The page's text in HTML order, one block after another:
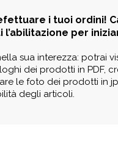
i tuoi ordini!
per
sua interezza: potrai
dei prodotti in PDF,
le foto dei prodotti in
degli articoli.